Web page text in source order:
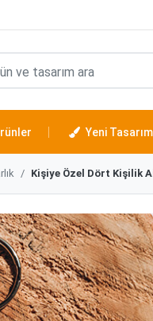
Yeni
Kişiye Özel Dört Kişilik